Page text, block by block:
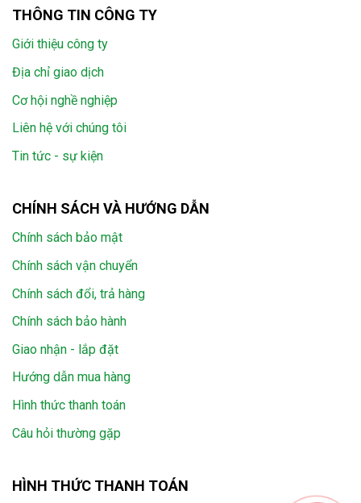
THÔNG TIN CÔNG TY
Giới thiệu công ty
Địa chỉ giao dịch
Cơ hội nghề nghiệp
Liên hệ với chúng tôi
Tin tức - sự kiện
CHÍNH SÁCH VÀ HƯỚNG DẪN
Chính sách bảo mật
Chính sách vận chuyển
Chính sách đổi, trả hàng
Chính sách bảo hành
Giao nhận - lắp đặt
Hướng dẫn mua hàng
Hình thức thanh toán
Câu hỏi thường gặp
HÌNH THỨC THANH TOÁN